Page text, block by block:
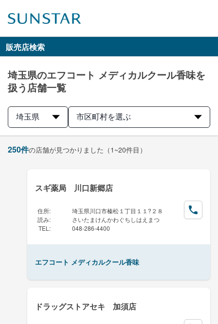
販売店検索
埼玉県のエフコート メディカルクール香味を
扱う店舗一覧
埼玉県 市区町村を選ぶ
250件の店舗が見つかりました （1~20件目）
スギ薬局 川口新郷店
住所:
埼玉県川口市榛松１丁目１１?２８
読み:
さいたまけんかわぐちしはえまつ
TEL : 048-286-4400
エフコート メディカルクール香味
ドラッグストアセキ 加須店